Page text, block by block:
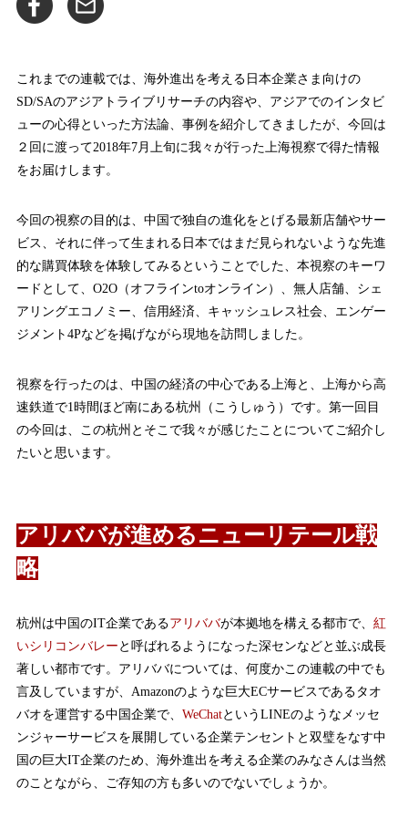
これまでの連載では、海外進出を考える日本企業さま向けの
SD/SAのアジアトライブリサーチの内容や、アジアでのインタビ
ューの心得といった方法論、事例を紹介してきましたが、今回は
２回に渡って2018年7月上旬に我々が行った上海視察で得た情報
をお届けします。
今回の視察の目的は、中国で独自の進化をとげる最新店舗やサー
ビス、それに伴って生まれる日本ではまだ見られないような先進
的な購買体験を体験してみるということでした、本視察のキーワ
ードとして、O2O（オフラインtoオンライン）、無人店舗、シェ
アリングエコノミー、信用経済、キャッシュレス社会、エンゲー
ジメント4Pなどを掲げながら現地を訪問しました。
視察を行ったのは、中国の経済の中心である上海と、上海から高
速鉄道で1時間ほど南にある杭州（こうしゅう）です。第一回目
の今回は、この杭州とそこで我々が感じたことについてご紹介し
たいと思います。
アリババが進めるニューリテール戦
略
杭州は中国のIT企業であるアリババが本拠地を構える都市で、 紅
いシリコンバレー と呼ばれるようになった深センなどと並ぶ成長
著しい都市です。アリババについては、何度かこの連載の中でも
言及していますが、Amazonのような巨大ECサービスであるタオ
バオを運営する中国企業で、 WeChatというLINEのようなメッセ
ンジャーサービスを展開している企業テンセントと双璧をなす中
国の巨大IT企業のため、海外進出を考える企業のみなさんは当然
のことながら、ご存知の方も多いのでないでしょうか。